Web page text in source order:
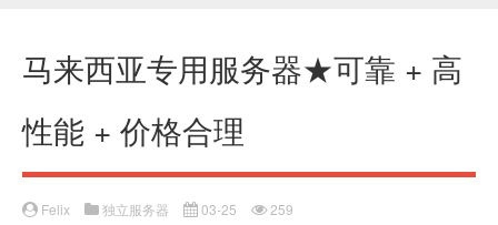
马来西亚专用服务器★可靠 + 高
性能 + 价格合理
Felix 独立服务器 03-25 259